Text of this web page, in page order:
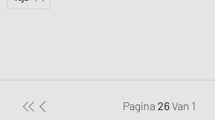
Pagina 26Van 1